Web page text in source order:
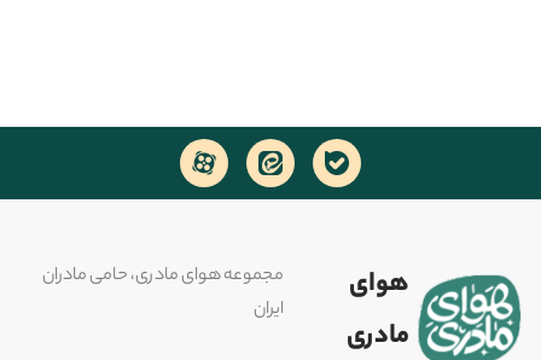
هوای
مادری
مجموعه هوای مادری، حامی مادران
ایران